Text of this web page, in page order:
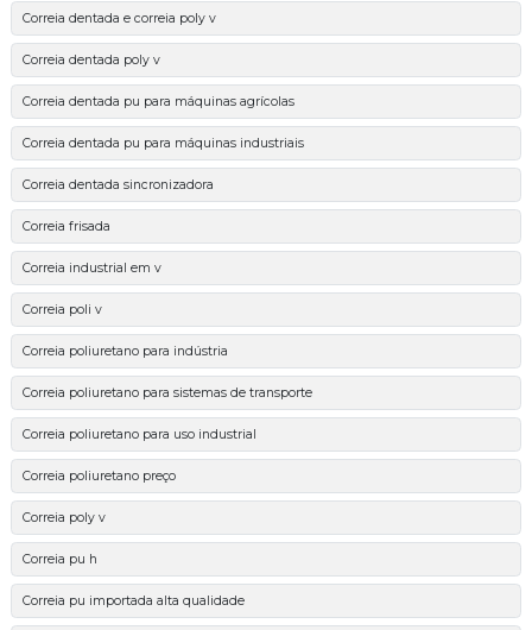
Correia dentada e correia poly v
Correia dentada poly v
Correia dentada pu para máquinas agrícolas
Correia dentada pu para máquinas industriais
Correia dentada sincronizadora
Correia frisada
Correia industrial em v
Correia poli v
Correia poliuretano para indústria
Correia poliuretano para sistemas de transporte
Correia poliuretano para uso industrial
Correia poliuretano preço
Correia poly v
Correia pu h
Correia pu importada alta qualidade